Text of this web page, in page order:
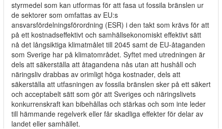
styrmedel som kan utformas för att fasa ut fossila bränslen ur
de sektorer som omfattas av EU:s
ansvarsfördelningsförordning (ESR) i den takt som krävs för att
på ett kostnadseffektivt och samhällsekonomiskt effektivt sätt
nå det långsiktiga klimatmålet till 2045 samt de EU-åtaganden
som Sverige har på klimatområdet. Syftet med utredningen är
dels att säkerställa att åtagandena nås utan att hushåll och
näringsliv drabbas av orimligt höga kostnader, dels att
säkerställa att utfasningen av fossila bränslen sker på ett säkert
och acceptabelt sätt som gör att Sveriges och näringslivets
konkurrenskraft kan bibehållas och stärkas och som inte leder
till hämmande regelverk eller får skadliga effekter för delar av
landet eller samhället.